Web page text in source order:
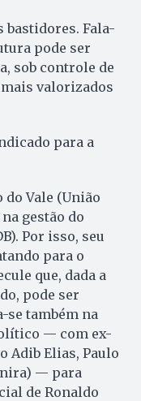
bastidores. Fala-
pode ser
sob controle de
valorizados
para a
do Vale (União
gestão do
Por isso, seu
para o
que, dada a
pode ser
se também na
— com ex-
Adib Elias, Paulo
— para
de Ronaldo